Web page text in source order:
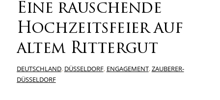
Eine rauschende
Hochzeitsfeier auf
altem Rittergut
DEUTSCHLAND, DÜSSELDORF, ENGAGEMENT,ZAUBERER-
DÜSSELDORF